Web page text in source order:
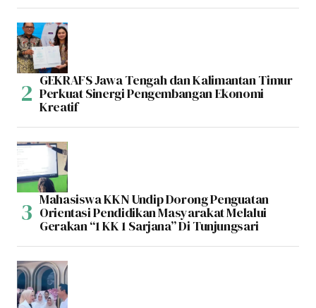
GEKRAFS Jawa Tengah dan Kalimantan Timur
Perkuat Sinergi Pengembangan Ekonomi
Kreatif
Mahasiswa KKN Undip Dorong Penguatan
Orientasi Pendidikan Masyarakat Melalui
Gerakan “1 KK 1 Sarjana” Di Tunjungsari